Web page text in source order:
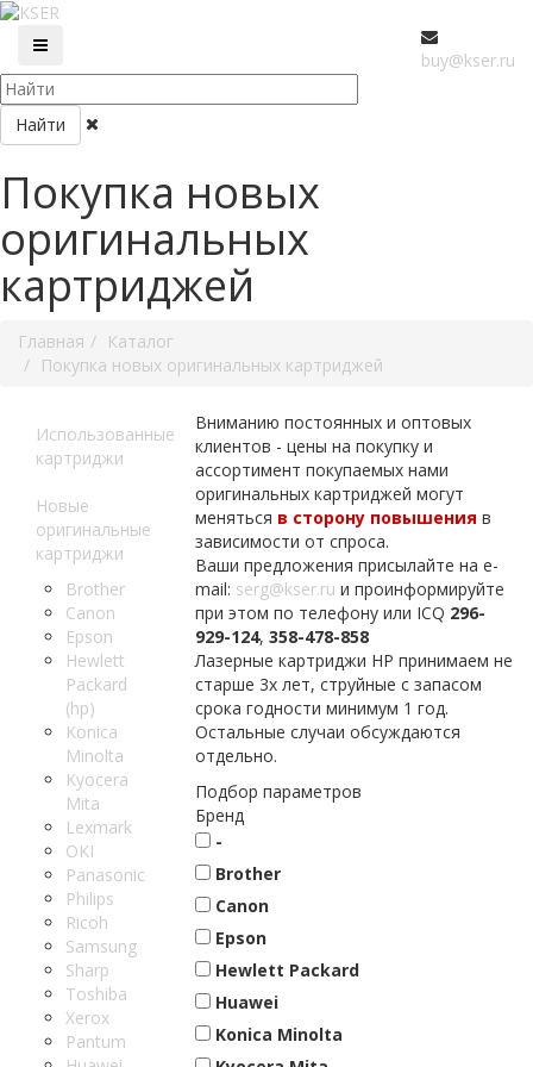
buy@kser.ru
Найти
Покупка новых
оригинальных
картриджей
Главная
Каталог
Покупка новых оригинальных картриджей
Использованные
картриджи
Новые
оригинальные
картриджи
Brother
Canon
Epson
Hewlett
Packard
(hp)
Konica
Minolta
Kyocera
Mita
Lexmark
OKI
Panasonic
Philips
Ricoh
Samsung
Sharp
Toshiba
Xerox
Pantum
Вниманию постоянных и оптовых
клиентов - цены на покупку и
ассортимент покупаемых нами
оригинальных картриджей могут
меняться в сторону повышения в
зависимости от спроса.
Ваши предложения присылайте на e-
mail: serg@kser.ru и проинформируйте
при этом по телефону или ICQ 296-
929-124,358-478-858
Лазерные картриджи HP принимаем не
старше 3х лет, струйные с запасом
срока годности минимум 1 год.
Остальные случаи обсуждаются
отдельно.
Подбор параметров
Бренд
-
Brother
Canon
Epson
Hewlett Packard
Huawei
Konica Minolta